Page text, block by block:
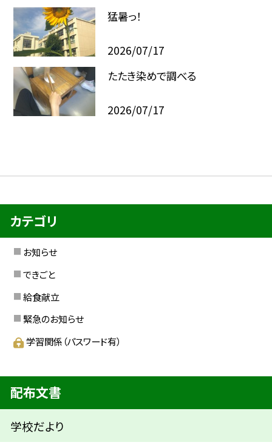
猛暑っ！
2026/07/17
たたき染めで調べる
2026/07/17
カテゴリ
お知らせ
できごと
給食献立
緊急のお知らせ
学習関係（パスワード有）
配布文書
学校だより